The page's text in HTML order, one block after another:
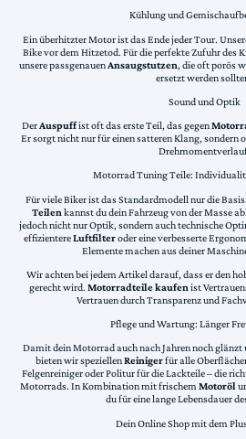
Kühlung und
Ein überhitzter Motor ist das Ende jeder Tour.
Bike vor dem Hitzetod. Für die perfekte Zufuhr des
unsere passgenauenAnsaugstutzen, die oft porös
ersetzt werden
Sound und Optik
DerAuspuffist oft das erste Teil, das gegen
Er sorgt nicht nur für einen satteren Klang, sondern
Motorrad Tuning Teile:
Für viele Biker ist das Standardmodell nur die
Teilen kannst du dein Fahrzeug von der Masse
jedoch nicht nur Optik, sondern auch technische
effizientereLuftfilteroder eine verbesserte
Elemente machen aus deiner
Wir achten bei jedem Artikel darauf, dass er den
gerecht wird. Motorradteile kaufen ist
Vertrauen durch Transparenz und
Pflege und Wartung: Länger
Damit dein Motorrad auch nach Jahren noch
bieten wir speziellenReinigerfür alle
Felgenreiniger oder Politur für die Lackteile – die
Motorrads. In Kombination mit frischemMotoröl
du für eine lange Lebensdauer
Dein Online Shop mit dem